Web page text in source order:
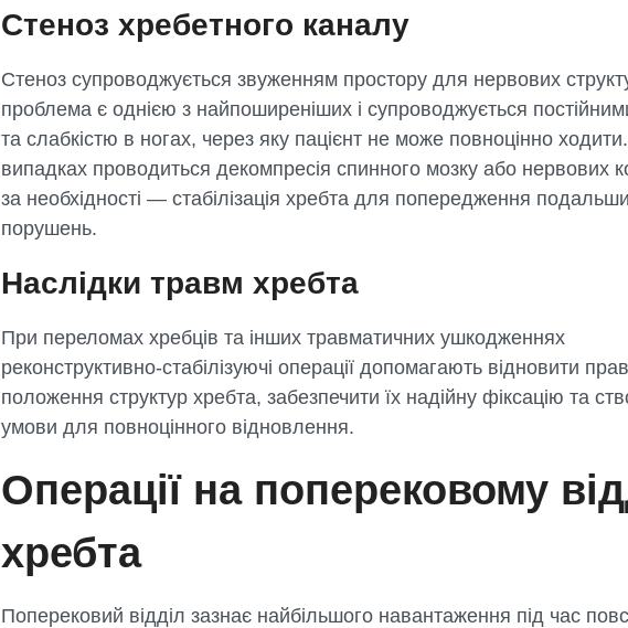
Стеноз хребетного каналу
Стеноз супроводжується звуженням простору для нервових
проблема є однією з найпоширеніших і супроводжується
та слабкістю в ногах, через яку пацієнт не може повноцінно
випадках проводиться декомпресія спинного мозку або нервових
за необхідності — стабілізація хребта для попередження
порушень.
Наслідки травм хребта
При переломах хребців та інших травматичних ушкодженнях
реконструктивно-стабілізуючі операції допомагають відновити
положення структур хребта, забезпечити їх надійну фіксацію та
умови для повноцінного відновлення.
Операції на поперековому
хребта
Поперековий відділ зазнає найбільшого навантаження під час